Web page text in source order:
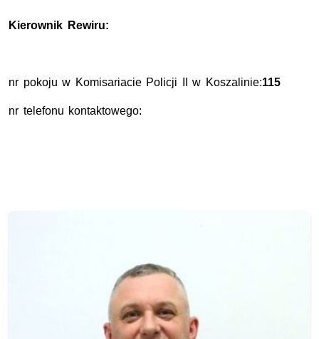
Kierownik Rewiru:
nr pokoju w Komisariacie Policji II w Koszalinie:115
nr telefonu kontaktowego: